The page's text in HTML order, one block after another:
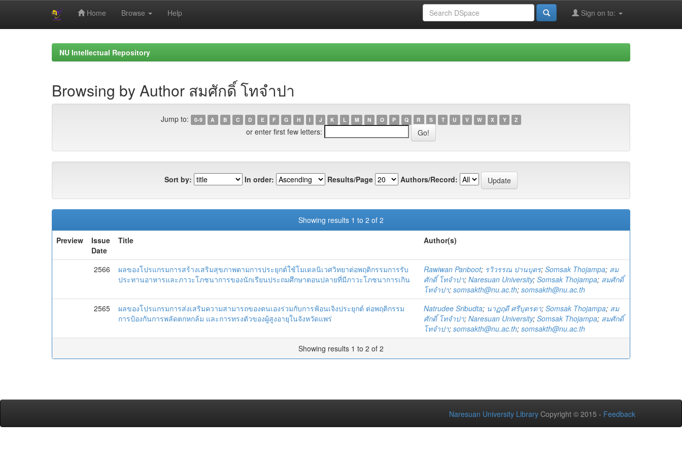
Home Browse Help Sign on to:
NU Intellectual Repository
Browsing by Author สมศักดิ์ โทจำปา
Jump to: 0-9 A B C D E F G H I J K L M N O P Q R S T U V W X Y Z
or enter first few letters:
Sort by: In order: Results/Page Authors/Record:
Showing results 1 to 2 of 2
Preview
Issue
Date
Title Author(s)
2566
ผลของโปรแกรมการสร้างเสริมสุขภาพตามการประยุกต์ใช้โมเดลนิเวศวิทยาต่อพฤติกรรมการรับ
ประทานอาหารและภาวะโภชนาการของนักเรียนประถมศึกษาตอนปลายที่มีภาวะโภชนาการเกิน
Rawiwan Panboot; รวิวรรณ ปานบุตร; Somsak Thojampa; สม
ศักดิ์ โทจำปา; Naresuan University; Somsak Thojampa; สมศักดิ์
โทจำปา; somsakth@nu.ac.th; somsakth@nu.ac.th
2565
ผลของโปรแกรมการส่งเสริมความสามารถของตนเองร่วมกับการฟ้อนเจิงประยุกต์ ต่อพฤติกรรม
การป้องกันการพลัดตกหกล้ม และการทรงตัวของผู้สูงอายุในจังหวัดแพร่
Natrudee Sribudta; นาฏฤดี ศรีบุตรตา; Somsak Thojampa; สม
ศักดิ์ โทจำปา; Naresuan University; Somsak Thojampa; สมศักดิ์
โทจำปา; somsakth@nu.ac.th; somsakth@nu.ac.th
Showing results 1 to 2 of 2
Naresuan University Library Copyright © 2015 - Feedback